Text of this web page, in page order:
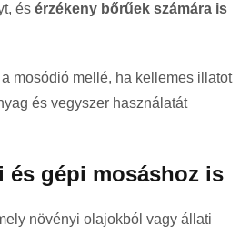
és érzékeny bőrűek számára is
mosódió mellé, ha kellemes illatot
és vegyszer használatát
és gépi mosáshoz is
növényi olajokból vagy állati